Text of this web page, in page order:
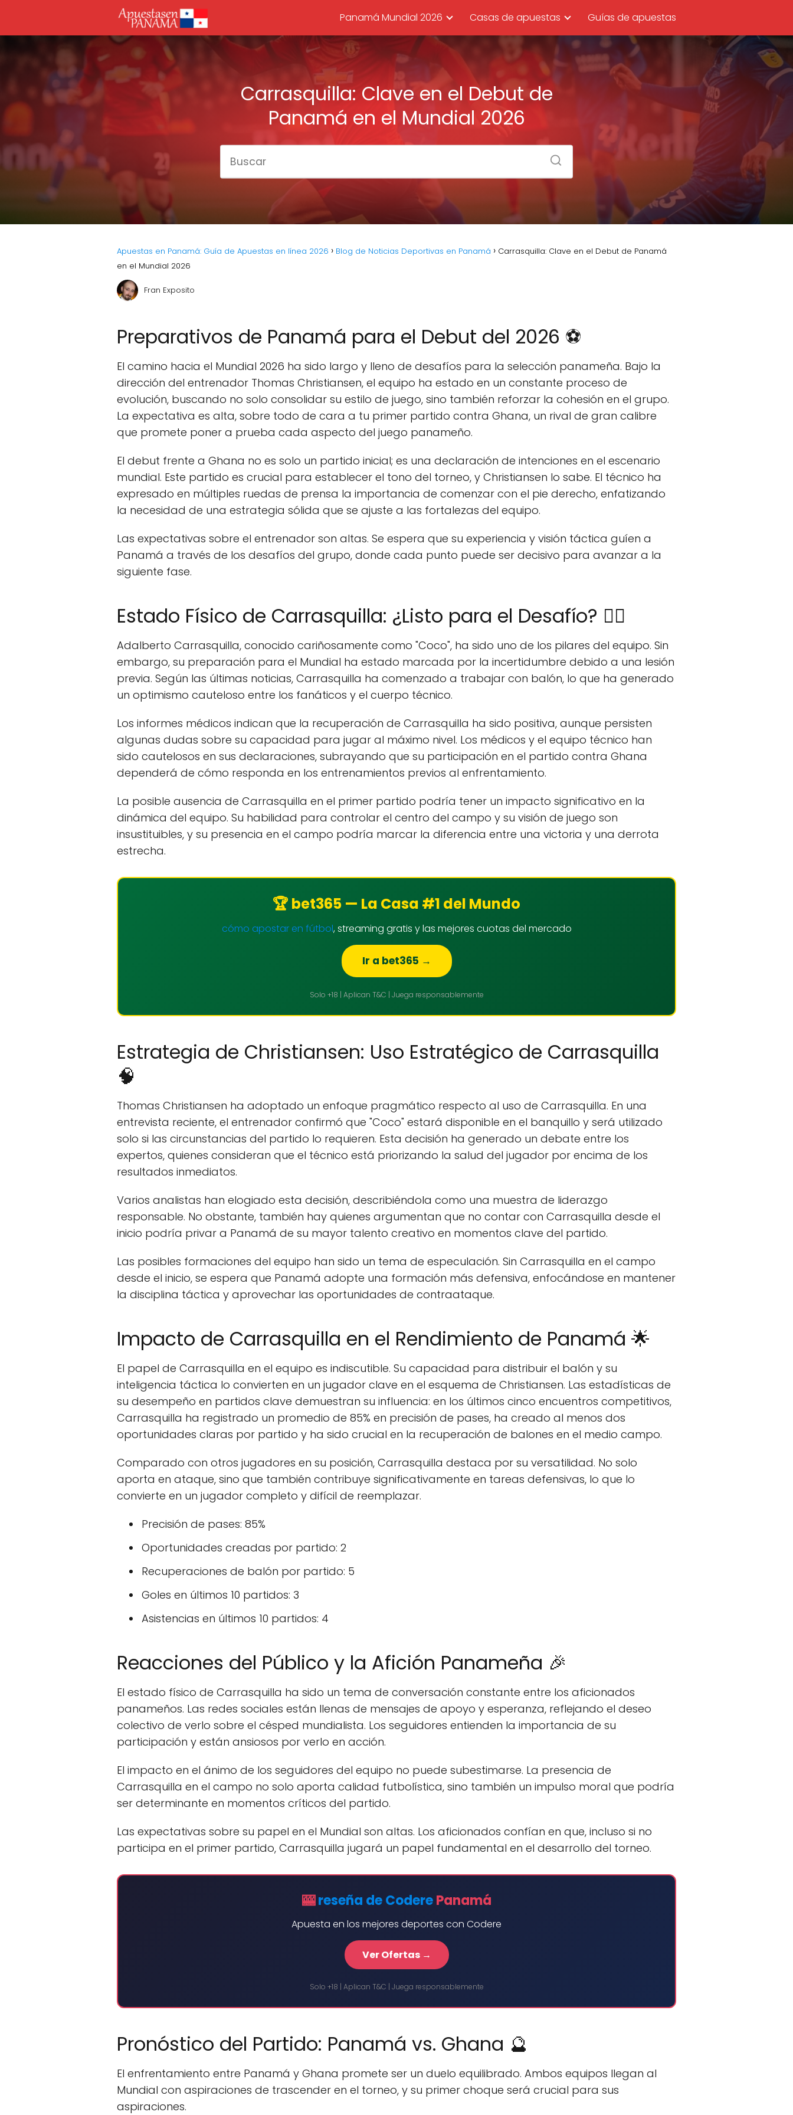
Panamá Mundial 2026 Casas de apuestas Guías de apuestas
Carrasquilla: Clave en el Debut de
Panamá en el Mundial 2026
Apuestas en Panamá: Guía de Apuestas en línea 2026 Blog de Noticias Deportivas en Panamá
Carrasquilla: Clave en el Debut de Panamá
en el Mundial 2026
Fran Exposito
Preparativos de Panamá para el Debut del 2026 ⚽
El camino hacia el Mundial 2026 ha sido largo y lleno de desafíos para la selección panameña. Bajo la
dirección del entrenador Thomas Christiansen, el equipo ha estado en un constante proceso de
evolución, buscando no solo consolidar su estilo de juego, sino también reforzar la cohesión en el grupo.
La expectativa es alta, sobre todo de cara a tu primer partido contra Ghana, un rival de gran calibre
que promete poner a prueba cada aspecto del juego panameño.
El debut frente a Ghana no es solo un partido inicial; es una declaración de intenciones en el escenario
mundial. Este partido es crucial para establecer el tono del torneo, y Christiansen lo sabe. El técnico ha
expresado en múltiples ruedas de prensa la importancia de comenzar con el pie derecho, enfatizando
la necesidad de una estrategia sólida que se ajuste a las fortalezas del equipo.
Las expectativas sobre el entrenador son altas. Se espera que su experiencia y visión táctica guíen a
Panamá a través de los desafíos del grupo, donde cada punto puede ser decisivo para avanzar a la
siguiente fase.
Estado Físico de Carrasquilla: ¿Listo para el Desafío? 🏃‍♂️
Adalberto Carrasquilla, conocido cariñosamente como "Coco", ha sido uno de los pilares del equipo. Sin
embargo, su preparación para el Mundial ha estado marcada por la incertidumbre debido a una lesión
previa. Según las últimas noticias, Carrasquilla ha comenzado a trabajar con balón, lo que ha generado
un optimismo cauteloso entre los fanáticos y el cuerpo técnico.
Los informes médicos indican que la recuperación de Carrasquilla ha sido positiva, aunque persisten
algunas dudas sobre su capacidad para jugar al máximo nivel. Los médicos y el equipo técnico han
sido cautelosos en sus declaraciones, subrayando que su participación en el partido contra Ghana
dependerá de cómo responda en los entrenamientos previos al enfrentamiento.
La posible ausencia de Carrasquilla en el primer partido podría tener un impacto significativo en la
dinámica del equipo. Su habilidad para controlar el centro del campo y su visión de juego son
insustituibles, y su presencia en el campo podría marcar la diferencia entre una victoria y una derrota
estrecha.
🏆 bet365 — La Casa #1 del Mundo
cómo apostar en fútbol, streaming gratis y las mejores cuotas del mercado
Ir a bet365 →
Solo +18 | Aplican T&C | Juega responsablemente
Estrategia de Christiansen: Uso Estratégico de Carrasquilla
🧠
Thomas Christiansen ha adoptado un enfoque pragmático respecto al uso de Carrasquilla. En una
entrevista reciente, el entrenador confirmó que "Coco" estará disponible en el banquillo y será utilizado
solo si las circunstancias del partido lo requieren. Esta decisión ha generado un debate entre los
expertos, quienes consideran que el técnico está priorizando la salud del jugador por encima de los
resultados inmediatos.
Varios analistas han elogiado esta decisión, describiéndola como una muestra de liderazgo
responsable. No obstante, también hay quienes argumentan que no contar con Carrasquilla desde el
inicio podría privar a Panamá de su mayor talento creativo en momentos clave del partido.
Las posibles formaciones del equipo han sido un tema de especulación. Sin Carrasquilla en el campo
desde el inicio, se espera que Panamá adopte una formación más defensiva, enfocándose en mantener
la disciplina táctica y aprovechar las oportunidades de contraataque.
Impacto de Carrasquilla en el Rendimiento de Panamá 🌟
El papel de Carrasquilla en el equipo es indiscutible. Su capacidad para distribuir el balón y su
inteligencia táctica lo convierten en un jugador clave en el esquema de Christiansen. Las estadísticas de
su desempeño en partidos clave demuestran su influencia: en los últimos cinco encuentros competitivos,
Carrasquilla ha registrado un promedio de 85% en precisión de pases, ha creado al menos dos
oportunidades claras por partido y ha sido crucial en la recuperación de balones en el medio campo.
Comparado con otros jugadores en su posición, Carrasquilla destaca por su versatilidad. No solo
aporta en ataque, sino que también contribuye significativamente en tareas defensivas, lo que lo
convierte en un jugador completo y difícil de reemplazar.
Precisión de pases: 85%
Oportunidades creadas por partido: 2
Recuperaciones de balón por partido: 5
Goles en últimos 10 partidos: 3
Asistencias en últimos 10 partidos: 4
Reacciones del Público y la Afición Panameña 🎉
El estado físico de Carrasquilla ha sido un tema de conversación constante entre los aficionados
panameños. Las redes sociales están llenas de mensajes de apoyo y esperanza, reflejando el deseo
colectivo de verlo sobre el césped mundialista. Los seguidores entienden la importancia de su
participación y están ansiosos por verlo en acción.
El impacto en el ánimo de los seguidores del equipo no puede subestimarse. La presencia de
Carrasquilla en el campo no solo aporta calidad futbolística, sino también un impulso moral que podría
ser determinante en momentos críticos del partido.
Las expectativas sobre su papel en el Mundial son altas. Los aficionados confían en que, incluso si no
participa en el primer partido, Carrasquilla jugará un papel fundamental en el desarrollo del torneo.
🎰reseña de CoderePanamá
Apuesta en los mejores deportes con Codere
Ver Ofertas →
Solo +18 | Aplican T&C | Juega responsablemente
Pronóstico del Partido: Panamá vs. Ghana 🔮
El enfrentamiento entre Panamá y Ghana promete ser un duelo equilibrado. Ambos equipos llegan al
Mundial con aspiraciones de trascender en el torneo, y su primer choque será crucial para sus
aspiraciones.